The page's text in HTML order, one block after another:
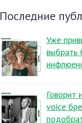
Последние
Уже
выбрать
Говорит
voice